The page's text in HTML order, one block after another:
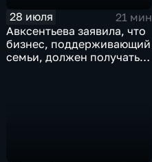
28 июля
21 мин
Авксентьева заявила, что
бизнес, поддерживающий
семьи, должен получать